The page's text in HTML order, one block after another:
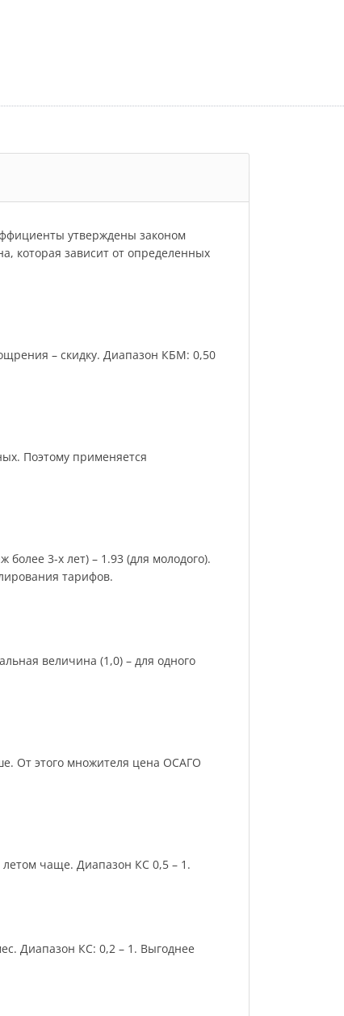
утверждены законом
которая зависит от определенных
– скидку. Диапазон КБМ: 0,50
Поэтому применяется
3-х лет) – 1.93 (для молодого).
тарифов.
величина (1,0) – для одного
От этого множителя цена ОСАГО
чаще. Диапазон КС 0,5 – 1.
Диапазон КС: 0,2 – 1. Выгоднее